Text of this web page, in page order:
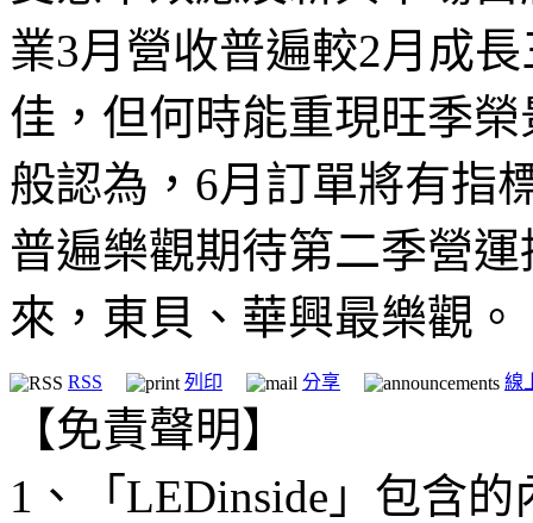
業3月營收普遍較2月成
佳，但何時能重現旺季
般認為，6月訂單將有指
普遍樂觀期待第二季營
來，東貝、華興最樂觀。
RSS 列印 分享 線
【免責聲明】
1、「LEDinside」包含